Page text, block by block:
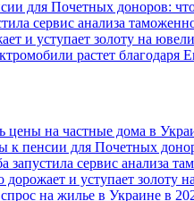
для Почетных доноров:
сервис анализа
и уступает золоту на
растет благодаря
цены на частные дома в
к пенсии для Почетных
запустила сервис анализа
дорожает и уступает золоту
на жилье в Украине в